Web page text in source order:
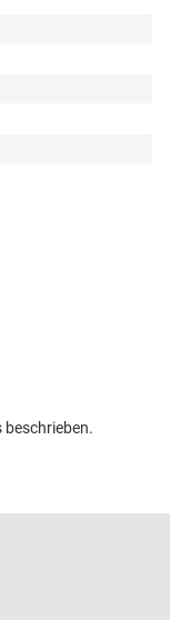
beschrieben.